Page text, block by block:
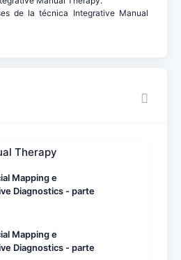
de la técnica Integrative Manual
Therapy
Mapping e
Diagnostics - parte
Mapping e
Diagnostics - parte